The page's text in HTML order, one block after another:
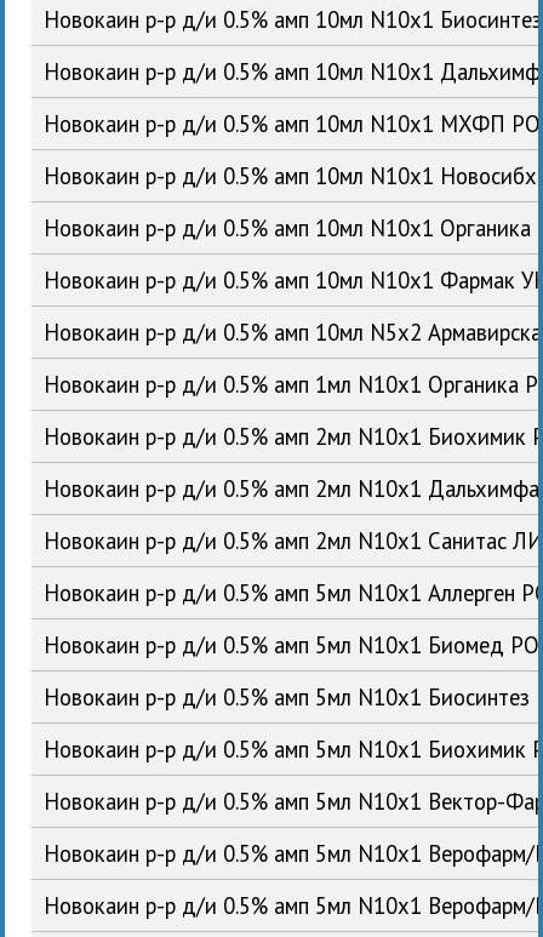
Новокаин р-р д/и 0.5% амп 10мл N10x1
Новокаин р-р д/и 0.5% амп 10мл N10x1
Новокаин р-р д/и 0.5% амп 10мл N10x1 МХФП
Новокаин р-р д/и 0.5% амп 10мл N10x1
Новокаин р-р д/и 0.5% амп 10мл N10x1
Новокаин р-р д/и 0.5% амп 10мл N10x1 Фармак
Новокаин р-р д/и 0.5% амп 10мл N5x2
Новокаин р-р д/и 0.5% амп 1мл N10x1 Органика
Новокаин р-р д/и 0.5% амп 2мл N10x1 Биохимик
Новокаин р-р д/и 0.5% амп 2мл N10x1
Новокаин р-р д/и 0.5% амп 2мл N10x1 Санитас
Новокаин р-р д/и 0.5% амп 5мл N10x1 Аллерген
Новокаин р-р д/и 0.5% амп 5мл N10x1 Биомед
Новокаин р-р д/и 0.5% амп 5мл N10x1 Биосинтез
Новокаин р-р д/и 0.5% амп 5мл N10x1 Биохимик
Новокаин р-р д/и 0.5% амп 5мл N10x1 Вектор-
Новокаин р-р д/и 0.5% амп 5мл N10x1 Верофарм/
Новокаин р-р д/и 0.5% амп 5мл N10x1